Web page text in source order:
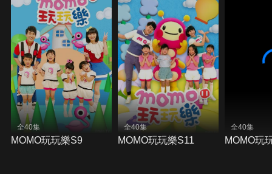
全40集
MOMO玩玩樂S9
全40集
MOMO玩玩樂S11
全40集
MOMO玩